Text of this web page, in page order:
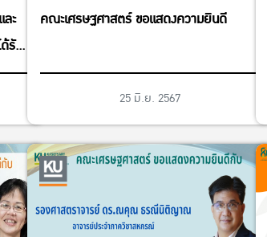
ะ
รับ
คณะเศรษฐศาสตร์ ขอแสดงความยินดี
25 มิ.ย. 2567